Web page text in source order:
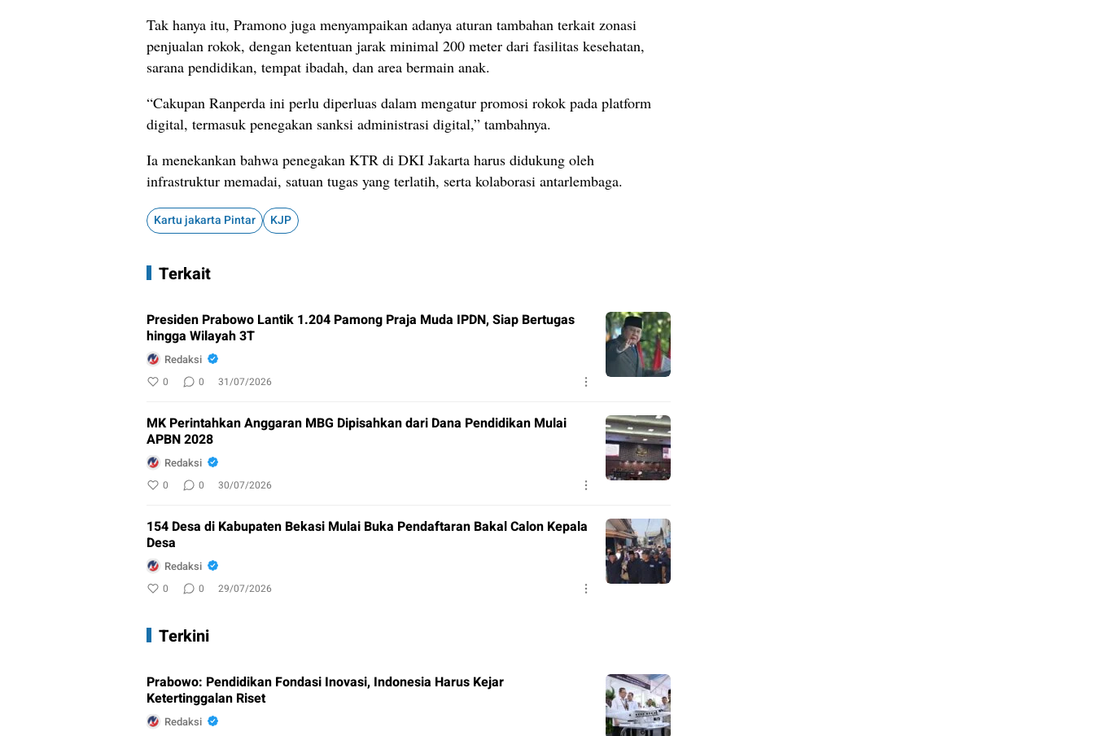
Tak hanya itu, Pramono juga menyampaikan adanya aturan tambahan terkait zonasi
penjualan rokok, dengan ketentuan jarak minimal 200 meter dari fasilitas kesehatan,
sarana pendidikan, tempat ibadah, dan area bermain anak.
“Cakupan Ranperda ini perlu diperluas dalam mengatur promosi rokok pada platform
digital, termasuk penegakan sanksi administrasi digital,” tambahnya.
Ia menekankan bahwa penegakan KTR di DKI Jakarta harus didukung oleh
infrastruktur memadai, satuan tugas yang terlatih, serta kolaborasi antarlembaga.
Kartu jakarta Pintar KJP
Terkait
Presiden Prabowo Lantik 1.204 Pamong Praja Muda IPDN, Siap Bertugas
hingga Wilayah 3T
Redaksi
0 0 31/07/2026
MK Perintahkan Anggaran MBG Dipisahkan dari Dana Pendidikan Mulai
APBN 2028
Redaksi
0 0 30/07/2026
154 Desa di Kabupaten Bekasi Mulai Buka Pendaftaran Bakal Calon Kepala
Desa
Redaksi
0 0 29/07/2026
Terkini
Prabowo: Pendidikan Fondasi Inovasi, Indonesia Harus Kejar
Ketertinggalan Riset
Redaksi